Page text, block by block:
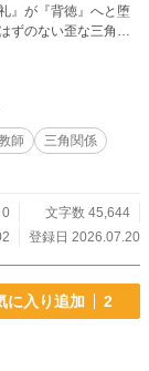
の物語。
師
三角関係
0
文字数 45,644
登録日 2026.07.20
に入り追加 2